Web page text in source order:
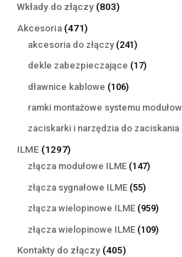
Wkłady do złączy 803803
Akcesoria 471471
produktów
akcesoria do złączy 241241
produktów
dekle zabezpieczające 1717
dławnice kablowe 106106
produktów
ramki montażowe systemu
zaciskarki i narzędzia do zaciskania
ILME 12971297
produktów
złącza modułowe ILME 147147
złącza sygnałowe ILME 5555
złącza wielopinowe ILME 959959
złącza wielopinowe ILME 109109
Kontakty do złączy 405405